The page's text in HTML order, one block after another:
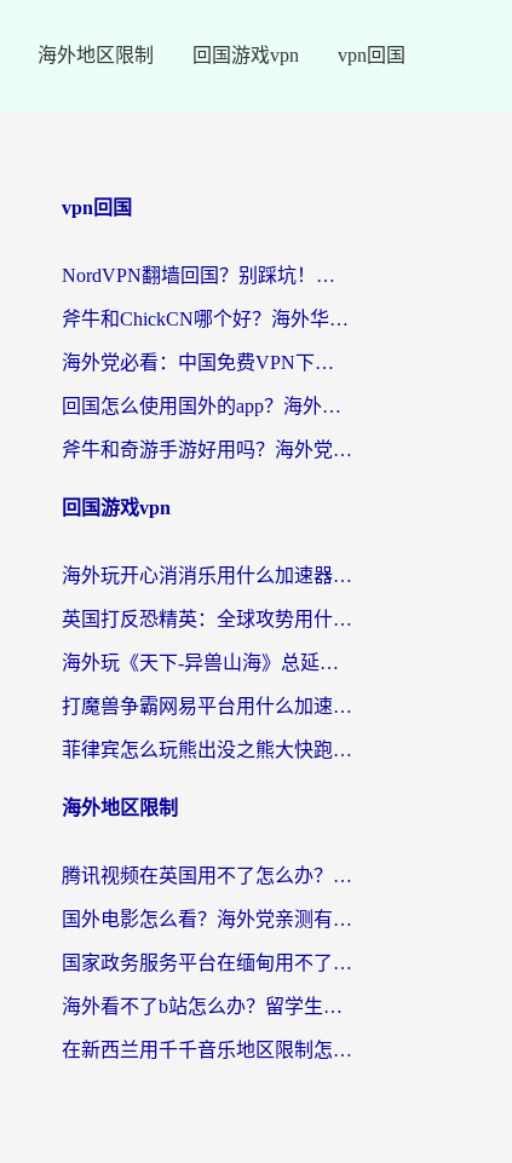
海外地区限制 回国游戏vpn vpn回国
vpn回国
NordVPN翻墙回国？别踩坑！海外党无缝访问国内资源的真实指南
斧牛和ChickCN哪个好？海外华人亲测3款回国加速器+免费试用攻略
海外党必看：中国免费VPN下载避坑指南 + 无缝访问国内资源的终极方案
回国怎么使用国外的app？海外党必看的无缝访问国内资源全攻略
斧牛和奇游手游好用吗？海外党亲测3款回国加速器，选对才能无缝刷国内资源
回国游戏vpn
海外玩开心消消乐用什么加速器最好？2026真实体验指南，告别延迟卡顿
英国打反恐精英：全球攻势用什么加速器？2026年实测有效的国服游戏加速指南
海外玩《天下-异兽山海》总延迟？这篇延迟加速器指南帮你告别卡顿（附日本玩Sky光·遇最高警戒解决方案）
打魔兽争霸网易平台用什么加速器？海外党亲测有效的国服游戏加速指南
菲律宾怎么玩熊出没之熊大快跑？海外党国服游戏加速终极攻略（附3款热门游戏实测）
海外地区限制
腾讯视频在英国用不了怎么办？留学生亲测有效的回国加速器指南
国外电影怎么看？海外党亲测有效的回国加速器选择指南
国家政务服务平台在缅甸用不了怎么办？海外华人必看的回国加速全攻略
海外看不了b站怎么办？留学生亲测有效的回国加速器选择攻略，解决豆瓣音乐、美团外卖难题
在新西兰用千千音乐地区限制怎么办？海外华人必备的回国加速解决方案